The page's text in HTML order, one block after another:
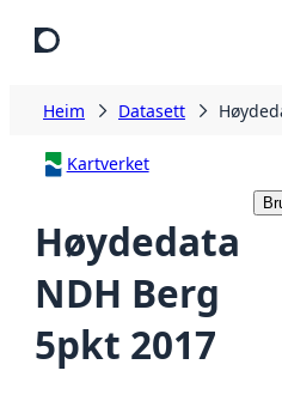
Heim Datasett
Kartverket
Høydedata
NDH Berg
5pkt 2017